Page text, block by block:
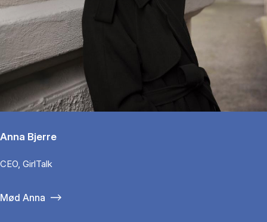
Anna Bjerre
CEO, GirlTalk
Mød Anna